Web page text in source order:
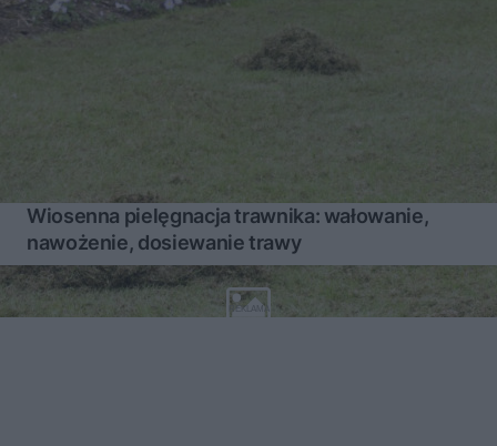
Wiosenna pielęgnacja trawnika: wałowanie,
nawożenie, dosiewanie trawy